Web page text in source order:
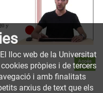
Accés
obert
lloc web de la Universitat
pròpies i de tercers
i amb finalitats
arxius de text que els